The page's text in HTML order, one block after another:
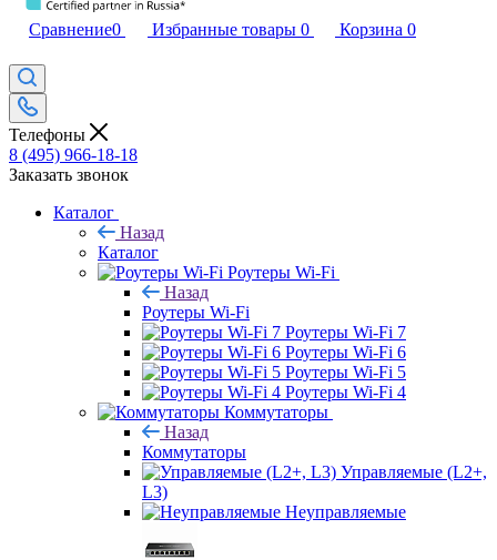
Сравнение0 Избранные товары 0 Корзина 0
Телефоны
8 (495) 966-18-18
Заказать звонок
Каталог
Назад
Каталог
Роутеры Wi-Fi
Назад
Роутеры Wi-Fi
Роутеры Wi-Fi 7
Роутеры Wi-Fi 6
Роутеры Wi-Fi 5
Роутеры Wi-Fi 4
Коммутаторы
Назад
Коммутаторы
Управляемые (L2+,
L3)
Неуправляемые